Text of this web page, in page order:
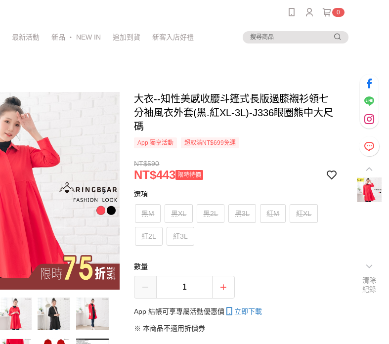
0
最新活動 新品 ‧ NEW IN 追加到貨 新客入店好禮
大衣--知性美感收腰斗篷式長版過膝襯衫領七
分袖風衣外套(黑.紅XL-3L)-J336眼圈熊中大尺
碼
App 獨享活動 超取滿NT$699免運
NT$590
NT$443 限時特價
選項
黑M 黑XL 黑2L 黑3L 紅M 紅XL
紅2L 紅3L
數量
App 結帳可享專屬活動優惠價 立即下載
※ 本商品不適用折價券
清除
紀錄